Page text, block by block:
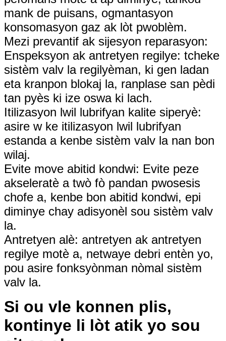
mank de puisans, ogmantasyon
konsomasyon gaz ak lòt pwoblèm.
Mezi prevantif ak sijesyon reparasyon:
Enspeksyon ak antretyen regilye: tcheke
sistèm valv la regilyèman, ki gen ladan
eta kranpon blokaj la, ranplase san pèdi
tan pyès ki ize oswa ki lach.
Itilizasyon lwil lubrifyan kalite siperyè:
asire w ke itilizasyon lwil lubrifyan
estanda a kenbe sistèm valv la nan bon
wilaj.
Evite move abitid kondwi: Evite peze
akseleratè a twò fò pandan pwosesis
chofe a, kenbe bon abitid kondwi, epi
diminye chay adisyonèl sou sistèm valv
la.
Antretyen alè: antretyen ak antretyen
regilye motè a, netwaye debri entèn yo,
pou asire fonksyònman nòmal sistèm
valv la.
Si ou vle konnen plis,
kontinye li lòt atik yo sou